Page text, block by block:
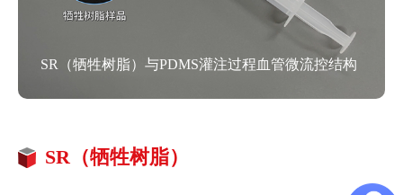
SR（牺牲树脂）与PDMS灌注过程血管微流控结构
SR（牺牲树脂）